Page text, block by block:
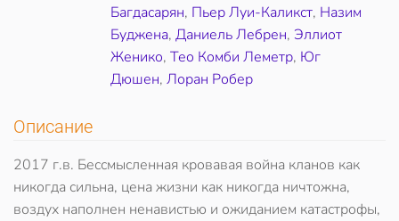
Багдасарян, Пьер Луи-Каликст, Назим
Буджена, Даниель Лебрен, Эллиот
Женико, Тео Комби Леметр, Юг
Дюшен, Лоран Робер
Описание
2017 г.в. Бессмысленная кровавая война кланов как
никогда сильна, цена жизни как никогда ничтожна,
воздух наполнен ненавистью и ожиданием катастрофы,